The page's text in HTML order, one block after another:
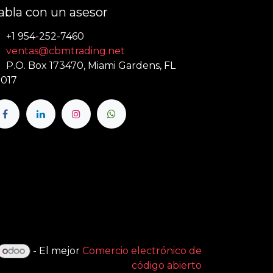
con un asesor
+1 954-252-7460
ventas@cbmtrading.net
P.O. Box 173470, Miami Gardens, FL
- El mejor Comercio electrónico de
código abierto